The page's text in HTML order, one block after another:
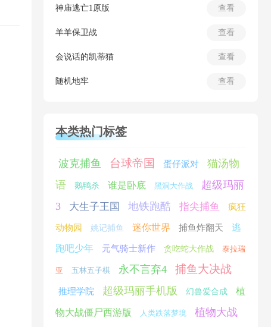
查看
神庙逃亡1原版
查看
羊羊保卫战
查看
会说话的凯蒂猫
查看
随机地牢
本类热门标签
波克捕鱼 台球帝国 蛋仔派对
猫汤物
语
鹅鸭杀 谁是卧底 黑洞大作战
超级玛丽
3
大生子王国 地铁跑酷 指尖捕鱼 疯狂
动物园 姚记捕鱼 迷你世界 捕鱼炸翻天 逃
跑吧少年 元气骑士新作 贪吃蛇大作战 泰拉瑞
亚 五林五子棋 永不言弃4 捕鱼大决战
推理学院 超级玛丽手机版 幻兽爱合成 植
物大战僵尸西游版 人类跌落梦境
植物大战